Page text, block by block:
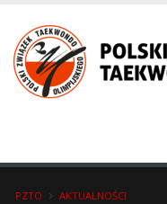
PZTO AKTUALNOŚCI